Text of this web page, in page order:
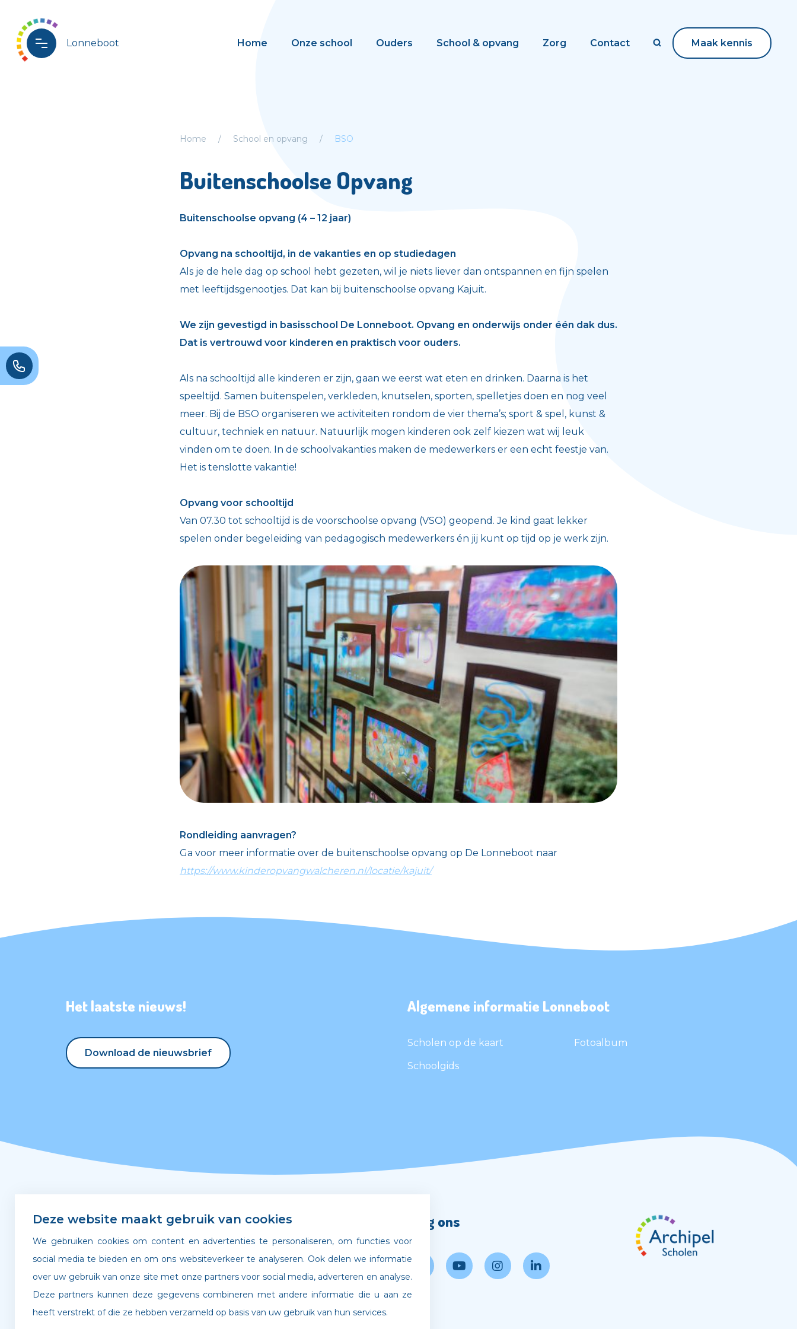
Lonneboot Home Onze school Ouders School & opvang Zorg Contact Maak kennis
Maak kennis
Home School en opvang BSO
Buitenschoolse Opvang
Buitenschoolse opvang (4 – 12 jaar)
Opvang na schooltijd, in de vakanties en op studiedagen
Als je de hele dag op school hebt gezeten, wil je niets liever dan ontspannen en fijn spelen
met leeftijdsgenootjes. Dat kan bij buitenschoolse opvang Kajuit.
We zijn gevestigd in basisschool De Lonneboot. Opvang en onderwijs onder één dak dus.
Dat is vertrouwd voor kinderen en praktisch voor ouders.
Als na schooltijd alle kinderen er zijn, gaan we eerst wat eten en drinken. Daarna is het
speeltijd. Samen buitenspelen, verkleden, knutselen, sporten, spelletjes doen en nog veel
meer. Bij de BSO organiseren we activiteiten rondom de vier thema’s; sport & spel, kunst &
cultuur, techniek en natuur. Natuurlijk mogen kinderen ook zelf kiezen wat wij leuk
vinden om te doen. In de schoolvakanties maken de medewerkers er een echt feestje van.
Het is tenslotte vakantie!
Opvang voor schooltijd
Van 07.30 tot schooltijd is de voorschoolse opvang (VSO) geopend. Je kind gaat lekker
spelen onder begeleiding van pedagogisch medewerkers én jij kunt op tijd op je werk zijn.
Rondleiding aanvragen?
Ga voor meer informatie over de buitenschoolse opvang op De Lonneboot naar
https://www.kinderopvangwalcheren.nl/locatie/kajuit/
Het laatste nieuws!
Download de nieuwsbrief
Download de nieuwsbrief
Algemene informatie Lonneboot
Scholen op de kaart
Schoolgids
Fotoalbum
Snel naar
Leerplicht & verzuim
Verlof aanvragen
Gedragscode
Werken bij Archipel
Volg ons
Deze website maakt gebruik van cookies
We gebruiken cookies om content en advertenties te personaliseren, om functies voor
social media te bieden en om ons websiteverkeer te analyseren. Ook delen we informatie
over uw gebruik van onze site met onze partners voor social media, adverteren en analyse.
Deze partners kunnen deze gegevens combineren met andere informatie die u aan ze
heeft verstrekt of die ze hebben verzameld op basis van uw gebruik van hun services.